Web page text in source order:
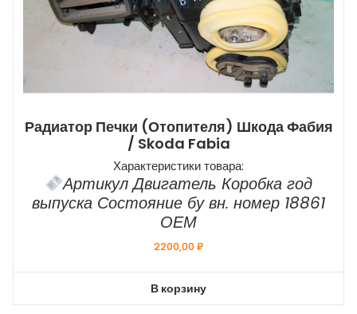
Радиатор Печки (отопителя) Шкода Фабия
/ Skoda Fabia
Характеристики товара:
Артикул Двигатель Коробка год
выпуска Состояние бу вн. номер 18861
ОЕМ
2200,00₽
В корзину